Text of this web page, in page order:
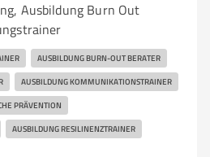
Ausbildung Burn Out
AUSBILDUNG BURN-OUT BERATER
AUSBILDUNG KOMMUNIKATIONSTRAINER
PRÄVENTION
AUSBILDUNG RESILINENZTRAINER